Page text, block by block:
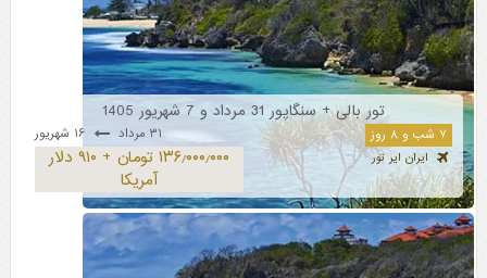
تور بالی + سنگاپور 31 مرداد و 7 شهریور 1405
۷ شب و ۸ روز ۳۱ مرداد ۱۶ شهریور
ایران ایر تور
۱۳۶٫۰۰۰٫۰۰۰ تومان + ۹۱۰ دلار
آمریکا